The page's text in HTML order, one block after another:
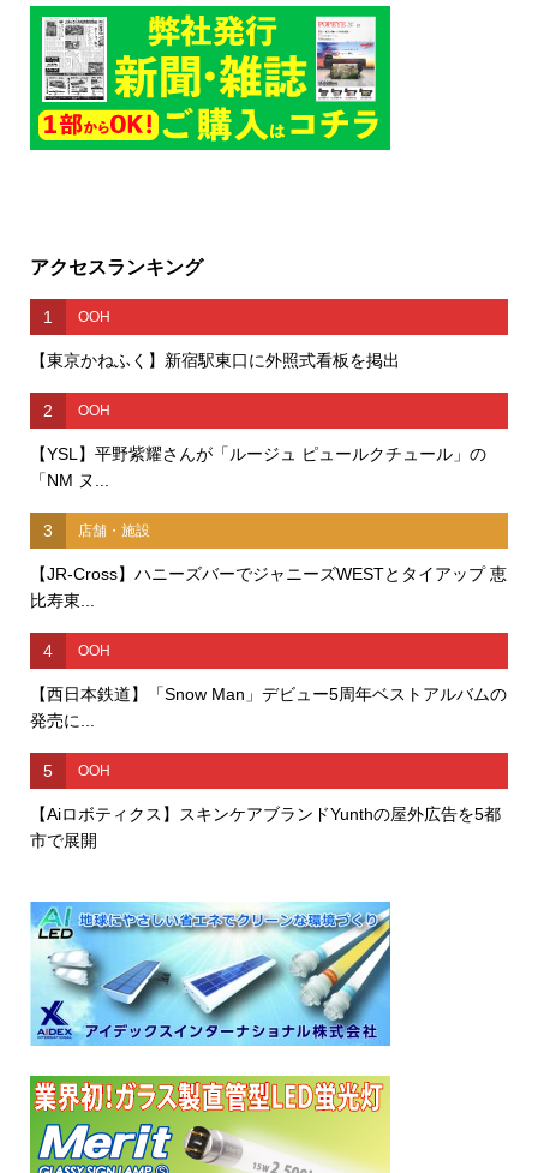
アクセスランキング
1 OOH
【東京かねふく】新宿駅東口に外照式看板を掲出
2 OOH
【YSL】平野紫耀さんが「ルージュ ピュールクチュール」の
「NM ヌ...
3 店舗・施設
【JR-Cross】ハニーズバーでジャニーズWESTとタイアップ 恵
比寿東...
4 OOH
【西日本鉄道】「Snow Man」デビュー5周年ベストアルバムの
発売に...
5 OOH
【Aiロボティクス】スキンケアブランドYunthの屋外広告を5都
市で展開